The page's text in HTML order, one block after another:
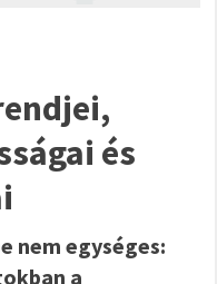
és
nem egységes:
a